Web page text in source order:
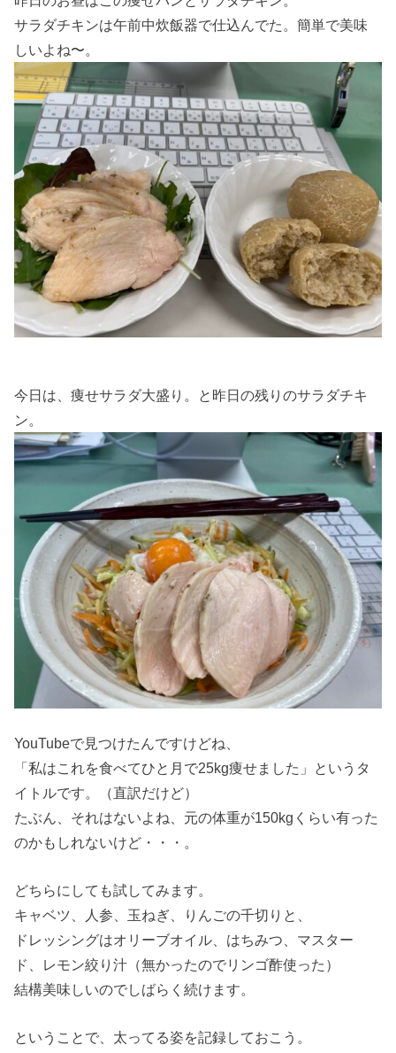
サラダチキンは午前中炊飯器で仕込んでた。簡単で美味
しいよね〜。
今日は、痩せサラダ大盛り。と昨日の残りのサラダチキ
ン。
YouTubeで見つけたんですけどね、
「私はこれを食べてひと月で25kg痩せました」というタ
イトルです。（直訳だけど）
たぶん、それはないよね、元の体重が150kgくらい有った
のかもしれないけど・・・。
どちらにしても試してみます。
キャベツ、人参、玉ねぎ、りんごの千切りと、
ドレッシングはオリーブオイル、はちみつ、マスター
ド、レモン絞り汁（無かったのでリンゴ酢使った）
結構美味しいのでしばらく続けます。
ということで、太ってる姿を記録しておこう。